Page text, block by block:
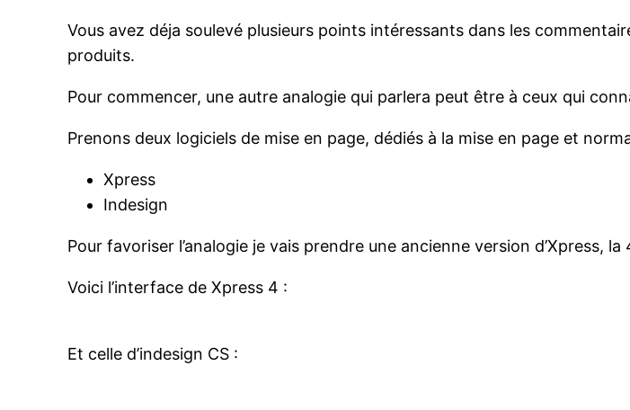
Vous avez déja soulevé plusieurs points intéressants dans les
produits.
Pour commencer, une autre analogie qui parlera peut être à ceux qui
Prenons deux logiciels de mise en page, dédiés à la mise en page et
Xpress
Indesign
Pour favoriser l’analogie je vais prendre une ancienne version d’Xpress,
Voici l’interface de Xpress 4 :
Et celle d’indesign CS :